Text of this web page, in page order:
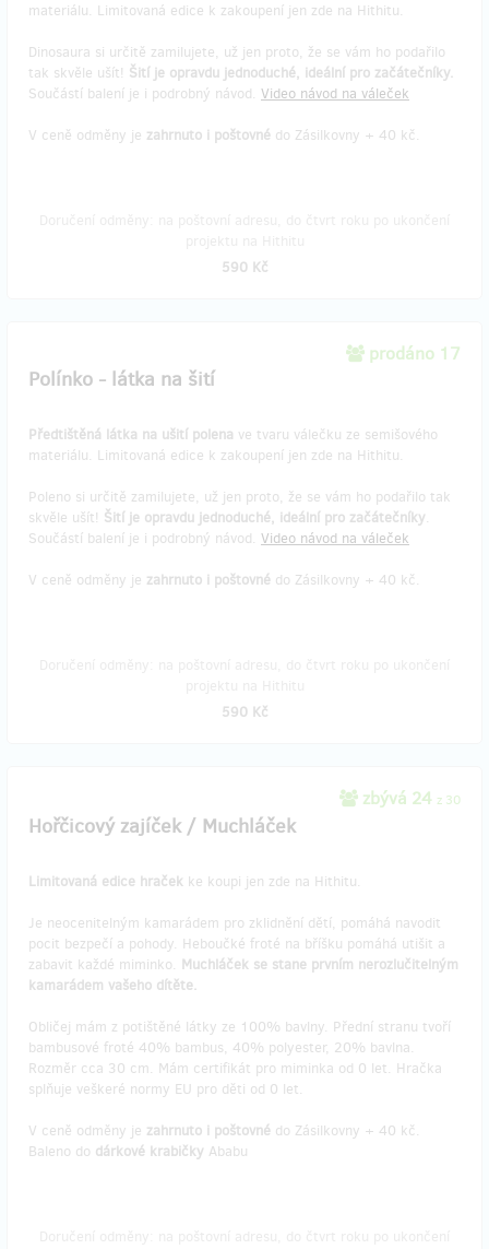
materiálu. Limitovaná edice k zakoupení jen zde na Hithitu.
Dinosaura si určitě zamilujete, už jen proto, že se vám ho podařilo
tak skvěle ušít! Šití je opravdu jednoduché, ideální pro začátečníky.
Součástí balení je i podrobný návod. Video návod na váleček
V ceně odměny je zahrnuto i poštovné do Zásilkovny + 40 kč.
590 Kč
prodáno 17
Polínko - látka na šití
Předtištěná látka na ušití polena ve tvaru válečku ze semišového
materiálu. Limitovaná edice k zakoupení jen zde na Hithitu.
Poleno si určitě zamilujete, už jen proto, že se vám ho podařilo tak
skvěle ušít! Šití je opravdu jednoduché, ideální pro začátečníky.
Součástí balení je i podrobný návod. Video návod na váleček
V ceně odměny je zahrnuto i poštovné do Zásilkovny + 40 kč.
590 Kč
zbývá 24 z 30
Hořčicový zajíček / Muchláček
Limitovaná edice hraček ke koupi jen zde na Hithitu.
Je neocenitelným kamarádem pro zklidnění dětí, pomáhá navodit
pocit bezpečí a pohody. Heboučké froté na bříšku pomáhá utišit a
zabavit každé miminko. Muchláček se stane prvním nerozlučitelným
kamarádem vašeho dítěte.
Obličej mám z potištěné látky ze 100% bavlny. Přední stranu tvoří
bambusové froté 40% bambus, 40% polyester, 20% bavlna.
Rozměr cca 30 cm. Mám certifikát pro miminka od 0 let. Hračka
splňuje veškeré normy EU pro děti od 0 let.
V ceně odměny je zahrnuto i poštovné do Zásilkovny + 40 kč.
Baleno do dárkové krabičky Ababu